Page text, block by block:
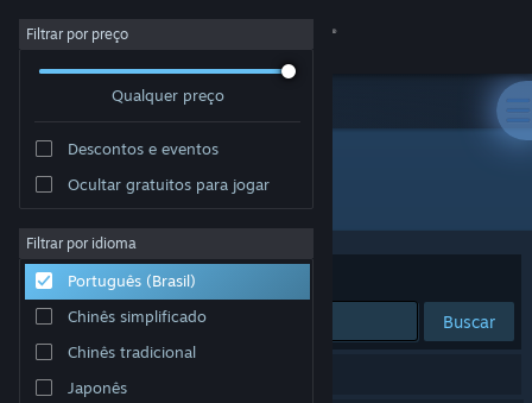
Iniciar sessão
Sobre
Suporte
Alterar idioma
Filtrar por preço
Qualquer preço
Descontos e eventos
Ocultar gratuitos para jogar
Filtrar por idioma
Português (Brasil)
Chinês simplificado
Chinês tradicional
Japonês
Distribuidora: Saint Paul Studios
Ordenar por Relevância
Buscar